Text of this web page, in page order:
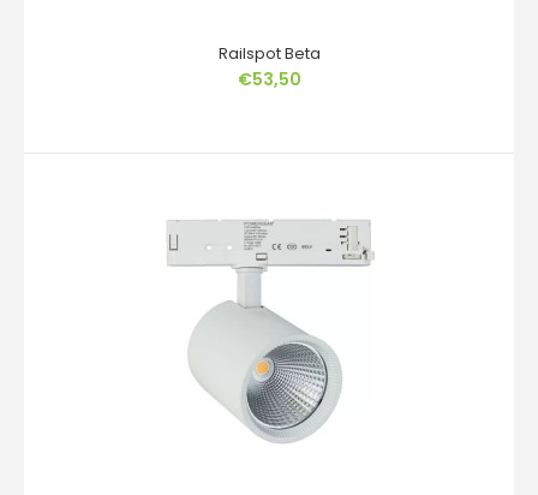
€53,50
BETA 3-fase Railspot – 8W Dim-to-Warm – 730lm –
CRI>92 – Verkrijgbaar in Mat Goud, Mat Wit en Mat..
Railspot Beta
€53,50